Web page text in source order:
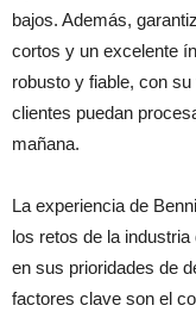
bajos. Además,
cortos y un excelente
robusto y fiable, con
clientes puedan
mañana.
La experiencia de
los retos de la
en sus prioridades de
factores clave son el